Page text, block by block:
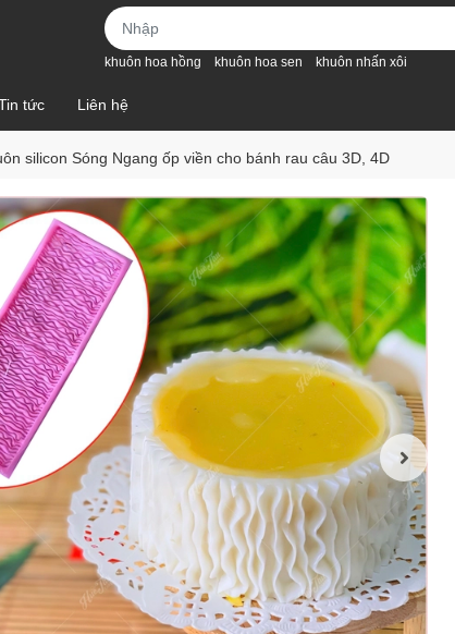
khuôn hoa hồng khuôn hoa sen khuôn nhấn xôi
tức Liên hệ
silicon Sóng Ngang ốp viền cho bánh rau câu 3D, 4D